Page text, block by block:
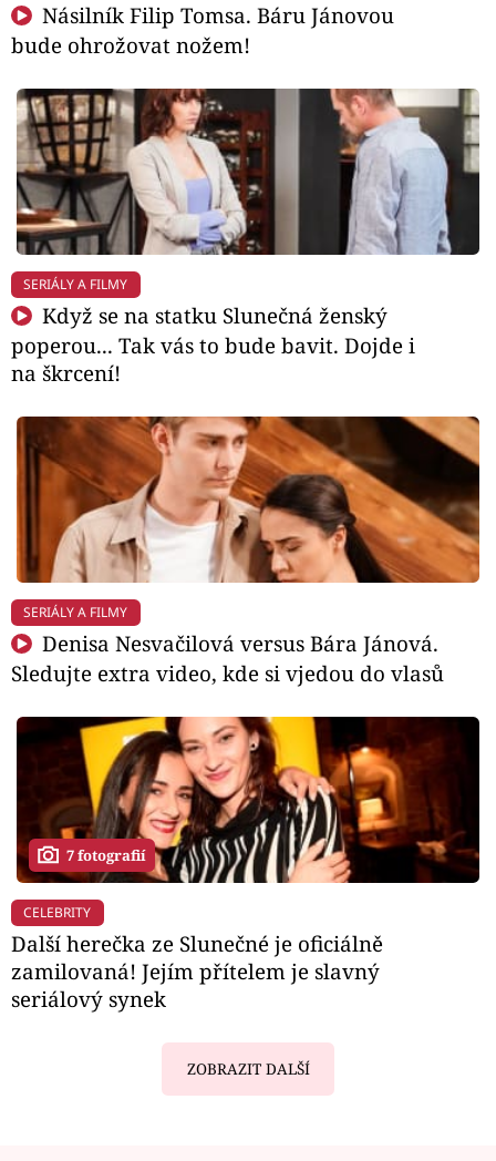
Násilník Filip Tomsa. Báru Jánovou
bude ohrožovat nožem!
SERIÁLY A FILMY
Když se na statku Slunečná ženský
poperou... Tak vás to bude bavit. Dojde i
na škrcení!
SERIÁLY A FILMY
Denisa Nesvačilová versus Bára Jánová.
Sledujte extra video, kde si vjedou do vlasů
7 fotografií
CELEBRITY
Další herečka ze Slunečné je oficiálně
zamilovaná! Jejím přítelem je slavný
seriálový synek
ZOBRAZIT DALŠÍ